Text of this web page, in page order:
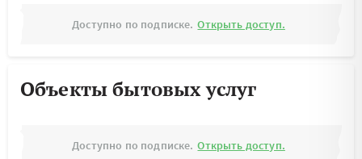
Доступно по подписке. Открыть доступ.
Объекты бытовых услуг
Доступно по подписке. Открыть доступ.